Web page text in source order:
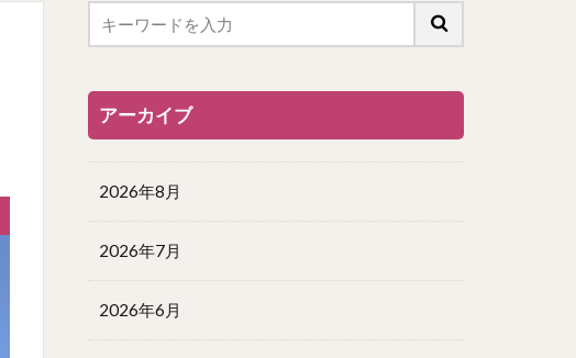
アーカイブ
2026年8月
2026年7月
2026年6月